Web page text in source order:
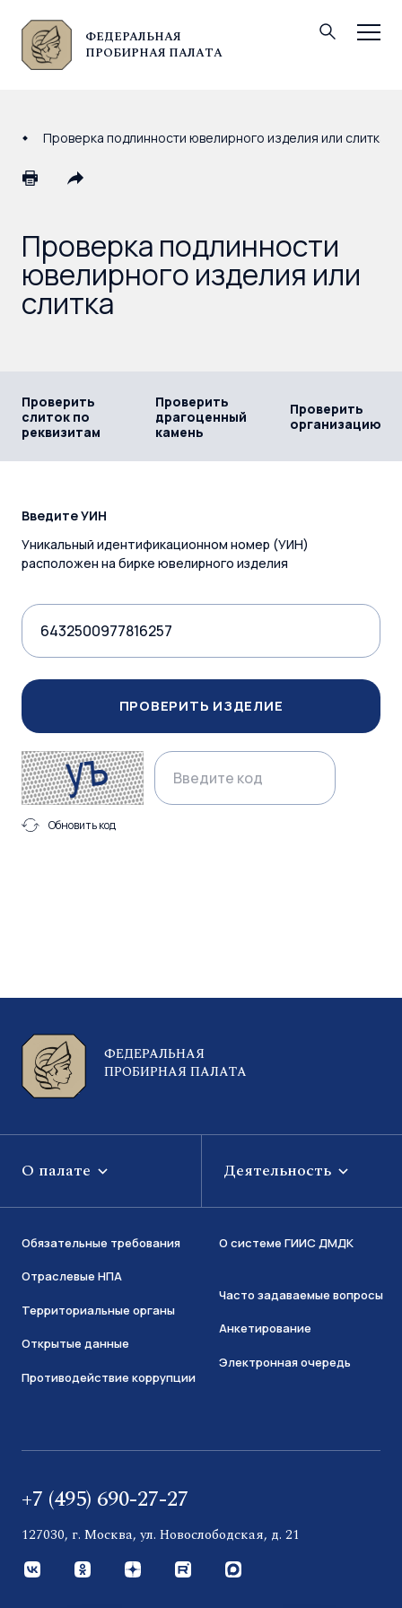
ФЕДЕРАЛЬНАЯ
ПРОБИРНАЯ ПАЛАТА
© Федеральная пробирная палата, 2026
Проверка подлинности ювелирного изделия или слитка
Проверка подлинности
ювелирного изделия или
слитка
Проверить
слиток по
реквизитам
Проверить
драгоценный
камень
Проверить
организацию
Введите УИН
Уникальный идентификационном номер (УИН)
расположен на бирке ювелирного изделия
ПРОВЕРИТЬ ИЗДЕЛИЕ
Обновить код
ФЕДЕРАЛЬНАЯ
ПРОБИРНАЯ ПАЛАТА
О палате Деятельность
Обязательные требования
Отраслевые НПА
Территориальные органы
Открытые данные
Противодействие коррупции
О системе ГИИС ДМДК
Часто задаваемые вопросы
Анкетирование
Электронная очередь
+7 (495) 690-27-27
127030, г. Москва, ул. Новослободская, д. 21